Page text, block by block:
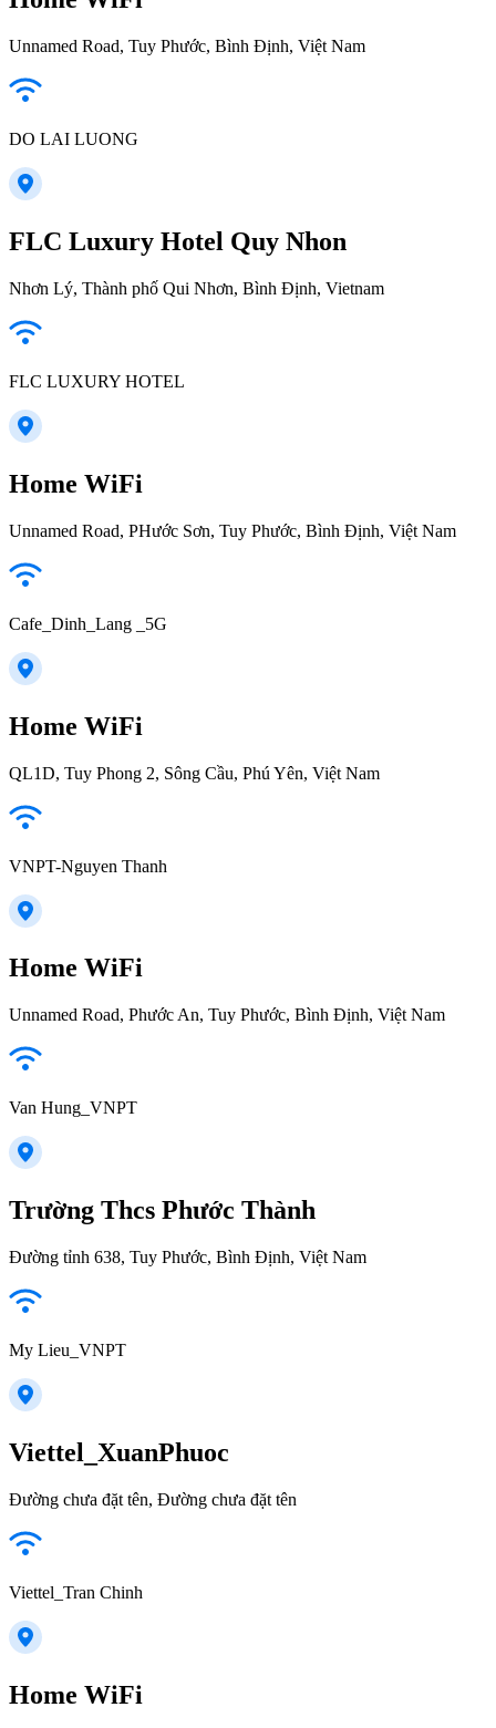
Unnamed Road, Tuy Phước, Bình Định, Việt Nam
DO LAI LUONG
FLC Luxury Hotel Quy Nhon
Nhơn Lý, Thành phố Qui Nhơn, Bình Định, Vietnam
FLC LUXURY HOTEL
Home WiFi
Unnamed Road, PHước Sơn, Tuy Phước, Bình Định, Việt Nam
Cafe_Dinh_Lang _5G
Home WiFi
QL1D, Tuy Phong 2, Sông Cầu, Phú Yên, Việt Nam
VNPT-Nguyen Thanh
Home WiFi
Unnamed Road, Phước An, Tuy Phước, Bình Định, Việt Nam
Van Hung_VNPT
Trường Thcs Phước Thành
Đường tỉnh 638, Tuy Phước, Bình Định, Việt Nam
My Lieu_VNPT
Viettel_XuanPhuoc
Đường chưa đặt tên, Đường chưa đặt tên
Viettel_Tran Chinh
Home WiFi